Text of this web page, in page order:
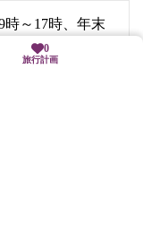
～17時、年末
0
旅行計画